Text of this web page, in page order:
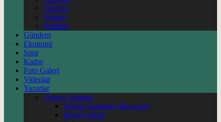
Hisseler
Altınlar
Pariteler
Gündem
Ekonomi
Spor
Kadın
Foto Galeri
Videolar
Yazarlar
Güncel Yazarlar
Şeyma Karateke (Başyazar)
Erkan Çakıllı